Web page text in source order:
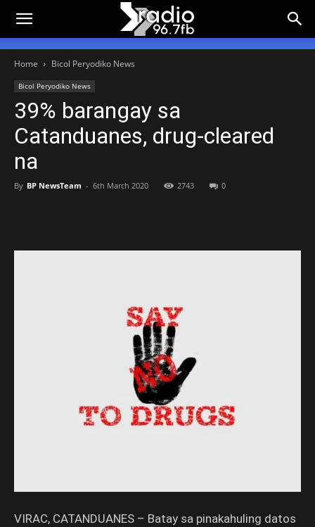
Home Bicol Peryodiko News
Bicol Peryodiko News
39% barangay sa
Catanduanes, drug-cleared
na
By BP NewsTeam - 6th March 2020 2743 0
VIRAC, CATANDUANES – Batay sa pinakahuling datos